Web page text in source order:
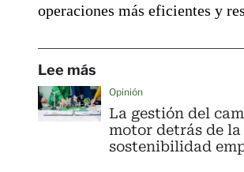
operaciones más eficientes y
Lee más
Opinión
La gestión del
motor detrás de la
sostenibilidad